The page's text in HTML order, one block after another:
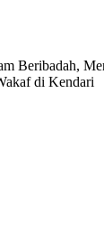
Beribadah,
di Kendari